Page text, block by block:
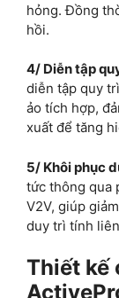
hỏng. Đồng
hồi.
4/ Diễn tập
diễn tập quy
ảo tích hợp,
xuất để tăng
5/ Khôi phục
tức thông qua
V2V, giúp
duy trì tính
Thiết kế